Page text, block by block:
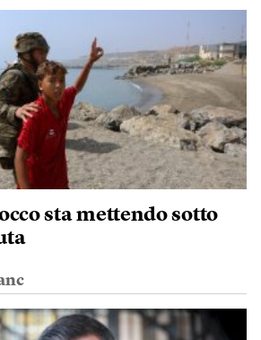
sta mettendo sotto